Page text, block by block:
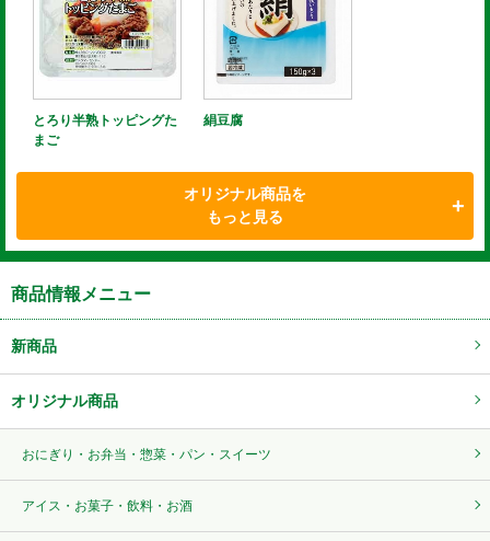
とろり半熟トッピングた
まご
絹豆腐
オリジナル商品を
もっと見る
商品情報メニュー
新商品
オリジナル商品
おにぎり・お弁当・惣菜・パン・スイーツ
アイス・お菓子・飲料・お酒